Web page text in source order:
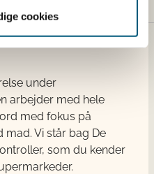
cookies
under
arbejder med hele
med fokus på
mad. Vi står bag De
som du kender